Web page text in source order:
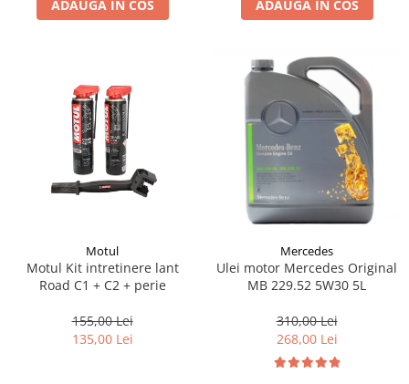
Lichid de frana
Filtru combustibil
Buson golire ulei
Filtru ulei moto
Filtru aer moto
Intretinere si curatare filtre moto
Curatare moto
Covor moto
ADAUGA IN COS ADAUGA IN COS
Motul
Motul Kit intretinere lant
Road C1 + C2 + perie
155,00 Lei
135,00 Lei
Mercedes
Ulei motor Mercedes Original
MB 229.52 5W30 5L
310,00 Lei
268,00 Lei